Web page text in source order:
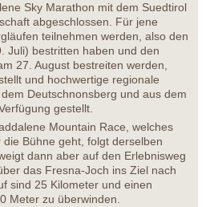
Sky Marathon mit dem Suedtirol
abgeschlossen. Für jene
teilnehmen werden, also den
Juli) bestritten haben und den
27. August bestreiten werden,
und hochwertige regionale
Deutschnonsberg und aus dem
gestellt.
Mountain Race, welches
Bühne geht, folgt derselben
dann aber auf den Erlebnisweg
das Fresna-Joch ins Ziel nach
sind 25 Kilometer und einen
Meter zu überwinden.